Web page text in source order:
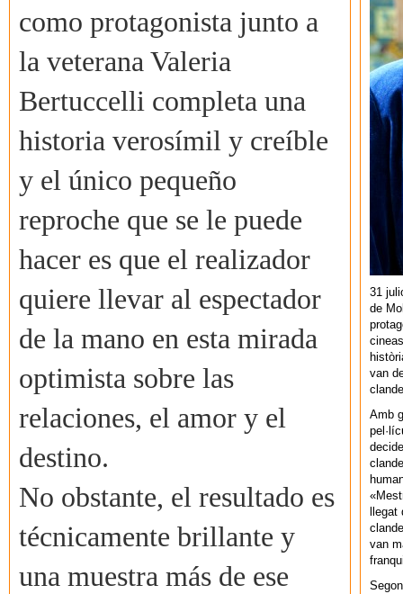
como protagonista junto a
la veterana Valeria
Bertuccelli completa una
historia verosímil y creíble
y el único pequeño
reproche que se le puede
hacer es que el realizador
quiere llevar al espectador
de la mano en esta mirada
optimista sobre las
relaciones, el amor y el
destino.
No obstante, el resultado es
técnicamente brillante y
una muestra más de ese
31
de
van
Amb
van